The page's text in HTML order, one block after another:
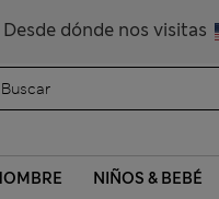
Desde dónde nos visitas
NIÑOS & BEBÉ